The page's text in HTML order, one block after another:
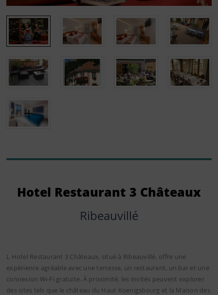
Hotel Restaurant 3 Châteaux
Ribeauvillé
L Hotel Restaurant 3 Châteaux, situé à Ribeauvillé, offre une
expérience agréable avec une terrasse, un restaurant, un bar et une
connexion Wi-Fi gratuite. À proximité, les invités peuvent explorer
des sites tels que le château du Haut Koenigsbourg et la Maison des